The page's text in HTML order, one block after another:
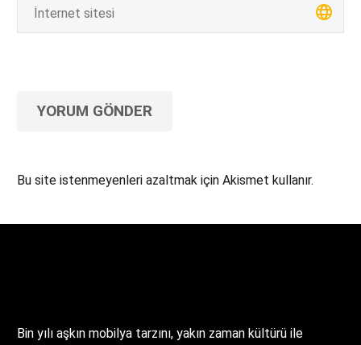
YORUM GÖNDER
Bu site istenmeyenleri azaltmak için Akismet kullanır.
Bin yılı aşkın mobilya tarzını, yakın zaman kültürü ile